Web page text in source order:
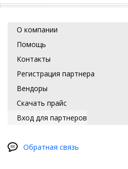
О компании
Помощь
Контакты
Регистрация партнера
Вендоры
Скачать прайс
Вход для партнеров
Обратная связь